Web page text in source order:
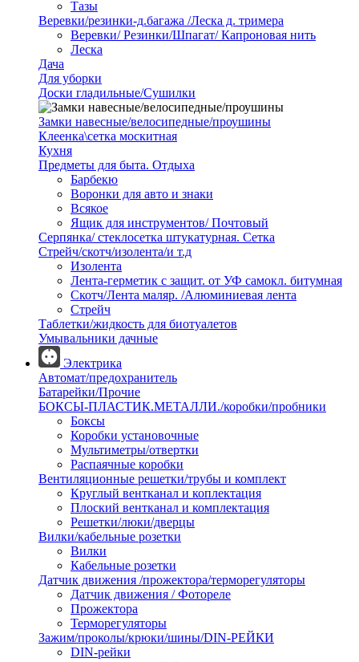
Тазы
Веревки/резинки-д.багажа /Леска д. тримера
Веревки/ Резинки/Шпагат/ Капроновая нить
Леска
Дача
Для уборки
Доски гладильные/Сушилки
Замки навесные/велосипедные/проушины
Клеенка\сетка москитная
Кухня
Предметы для быта. Отдыха
Барбекю
Воронки для авто и знаки
Всякое
Ящик для инструментов/ Почтовый
Серпянка/ стеклосетка штукатурная. Сетка
Стрейч/скотч/изолента/и т.д
Изолента
Лента-герметик с защит. от УФ самокл. битумная
Скотч/Лента маляр. /Алюминиевая лента
Стрейч
Таблетки/жидкость для биотуалетов
Умывальники дачные
Электрика
Автомат/предохранитель
Батарейки/Прочие
БОКСЫ-ПЛАСТИК.МЕТАЛЛИ./коробки/пробники
Боксы
Коробки установочные
Мультиметры/отвертки
Распаячные коробки
Вентиляционные решетки/трубы и комплект
Круглый вентканал и коплектация
Плоский вентканал и комплектация
Решетки/люки/дверцы
Вилки/кабельные розетки
Вилки
Кабельные розетки
Датчик движения /прожектора/терморегуляторы
Датчик движения / Фотореле
Прожектора
Терморегуляторы
Зажим/проколы/крюки/шины/DIN-РЕЙКИ
DIN-рейки